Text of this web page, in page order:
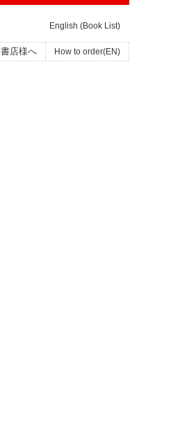
English (Book List)
書店様へ How to order(EN)